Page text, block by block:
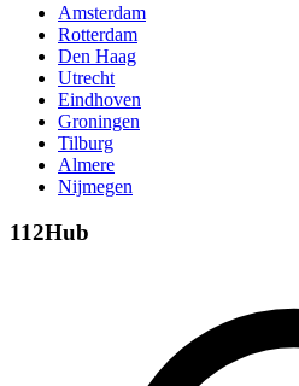
Amsterdam
Rotterdam
Den Haag
Utrecht
Eindhoven
Groningen
Tilburg
Almere
Nijmegen
112Hub